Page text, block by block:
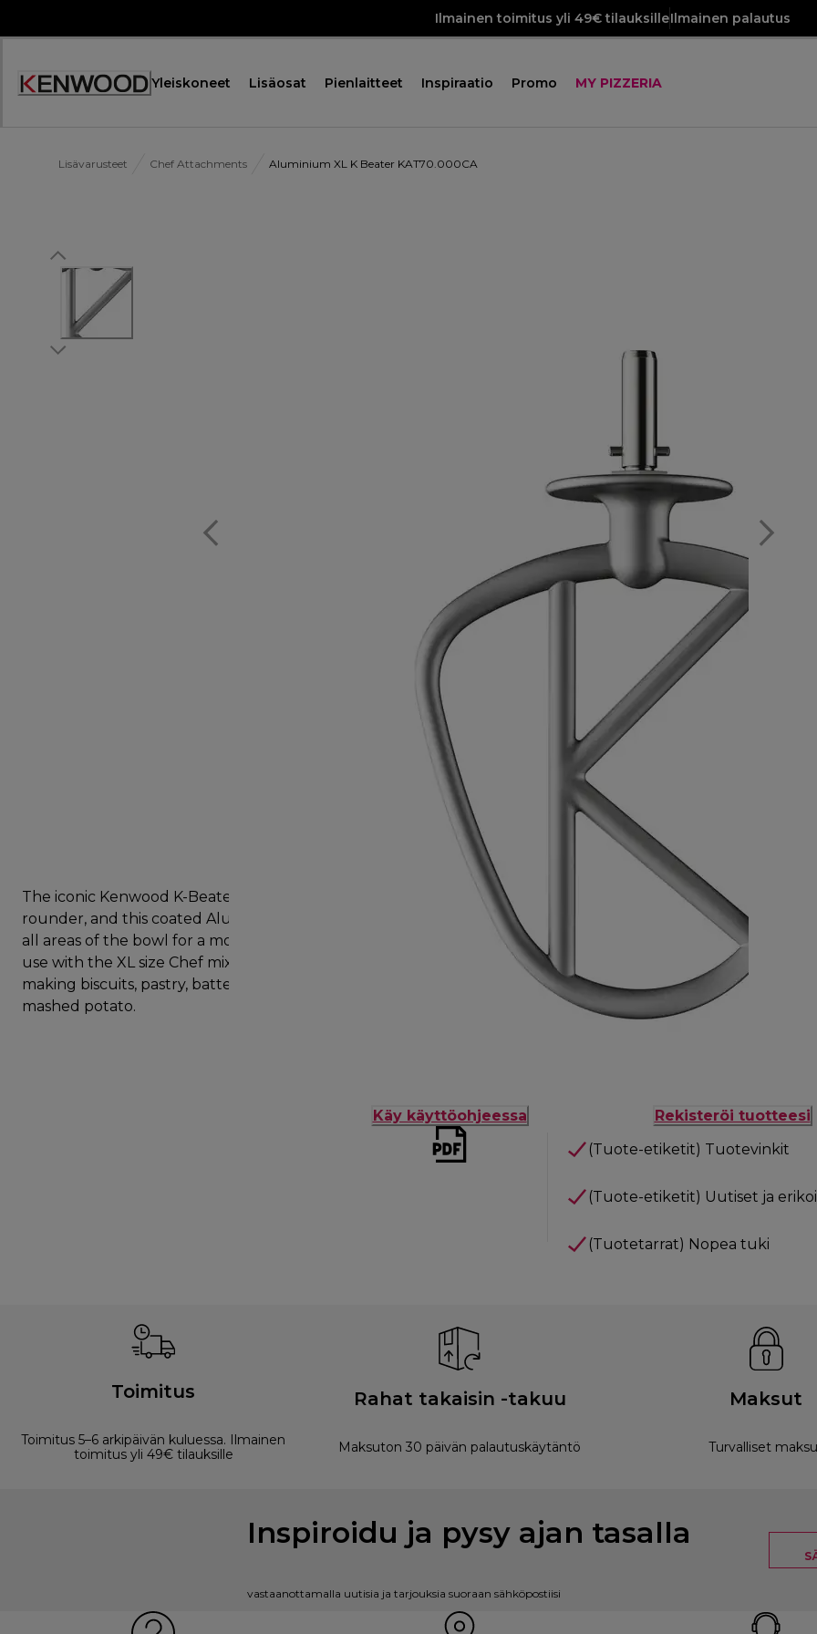
Ilmainen toimitus yli 49€ tilauksilleIlmainen palautus
Yleiskoneet Lisäosat Pienlaitteet Inspiraatio Promo MY PIZZERIA
Lisävarusteet Chef Attachments Aluminium XL K Beater KAT70.000CA
The iconic Kenwood K-Beater is a real baking all
rounder, and this coated Aluminium tool reaches
all areas of the bowl for a more complete mix . For
use with the XL size Chef mixer, it is perfect for
making biscuits, pastry, batters and the best
mashed potato.
Käy käyttöohjeessa
Rekisteröi tuotteesi
(Tuote-etiketit) Tuotevinkit
(Tuote-etiketit) Uutiset ja
(Tuotetarrat) Nopea tuki
Toimitus
Toimitus 5–6 arkipäivän kuluessa. Ilmainen
toimitus yli 49€ tilauksille
Rahat takaisin -takuu
Maksuton 30 päivän palautuskäytäntö
Maksut
Turvalliset
Inspiroidu ja pysy ajan tasalla
vastaanottamalla uutisia ja tarjouksia suoraan sähköpostiisi